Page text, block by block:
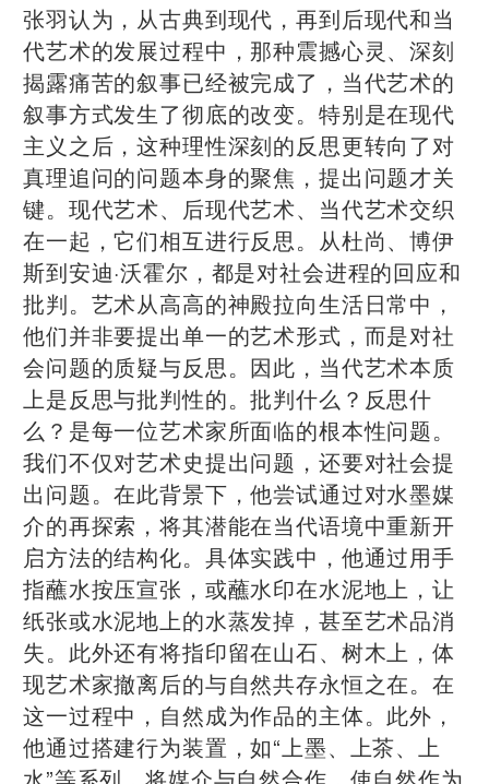
张羽认为，从古典到现代，再到后现代和当
代艺术的发展过程中，那种震撼心灵、深刻
揭露痛苦的叙事已经被完成了，当代艺术的
叙事方式发生了彻底的改变。特别是在现代
主义之后，这种理性深刻的反思更转向了对
真理追问的问题本身的聚焦，提出问题才关
键。现代艺术、后现代艺术、当代艺术交织
在一起，它们相互进行反思。从杜尚、博伊
斯到安迪·沃霍尔，都是对社会进程的回应和
批判。艺术从高高的神殿拉向生活日常中，
他们并非要提出单一的艺术形式，而是对社
会问题的质疑与反思。因此，当代艺术本质
上是反思与批判性的。批判什么？反思什
么？是每一位艺术家所面临的根本性问题。
我们不仅对艺术史提出问题，还要对社会提
出问题。在此背景下，他尝试通过对水墨媒
介的再探索，将其潜能在当代语境中重新开
启方法的结构化。具体实践中，他通过用手
指蘸水按压宣张，或蘸水印在水泥地上，让
纸张或水泥地上的水蒸发掉，甚至艺术品消
失。此外还有将指印留在山石、树木上，体
现艺术家撤离后的与自然共存永恒之在。在
这一过程中，自然成为作品的主体。此外，
他通过搭建行为装置，如“上墨、上茶、上
水”等系列，将媒介与自然合作，使自然作为